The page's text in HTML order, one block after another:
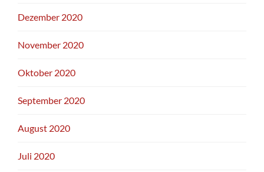
Dezember 2020
November 2020
Oktober 2020
September 2020
August 2020
Juli 2020